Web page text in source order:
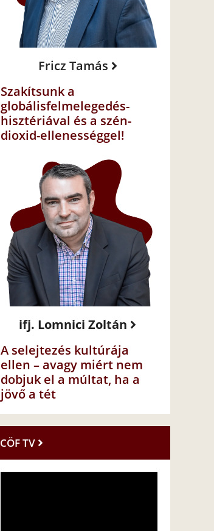
Fricz Tamás
Szakítsunk a
globálisfelmelegedés-
hisztériával és a szén-
dioxid-ellenességgel!
ifj. Lomnici Zoltán
A selejtezés kultúrája
ellen – avagy miért nem
dobjuk el a múltat, ha a
jövő a tét
CÖF TV